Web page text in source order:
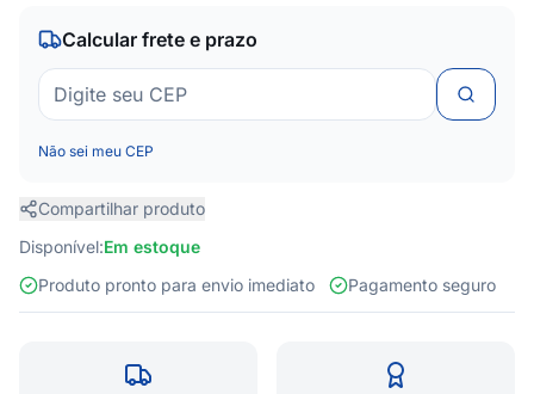
Calcular frete e prazo
Não sei meu CEP
Compartilhar produto
Disponível:Em estoque
Produto pronto para envio imediato
Pagamento seguro